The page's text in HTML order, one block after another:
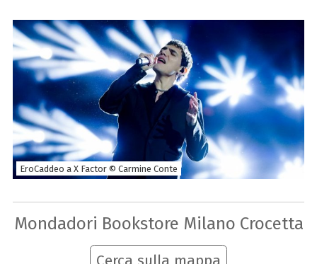
EroCaddeo a X Factor © Carmine Conte
Mondadori Bookstore Milano Crocetta